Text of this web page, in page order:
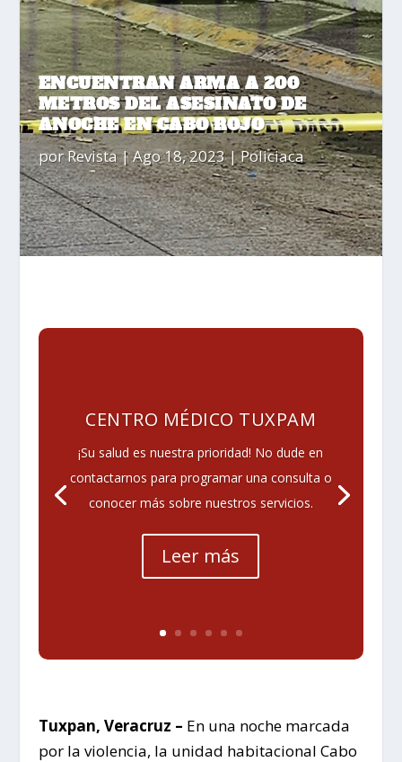
ENCUENTRAN ARMA A 200
METROS DEL ASESINATO DE
ANOCHE EN CABO ROJO
porRevista|Ago 18, 2023|Policiaca
CENTRO MÉDICO TUXPAM
¡Su salud es nuestra prioridad! No dude en
contactarnos para programar una consulta o
conocer más sobre nuestros servicios.
Leer más
Tuxpan, Veracruz – En una noche marcada
por la violencia, la unidad habitacional Cabo